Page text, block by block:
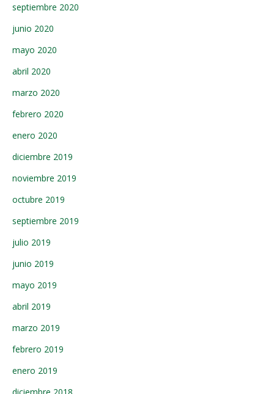
septiembre 2020
junio 2020
mayo 2020
abril 2020
marzo 2020
febrero 2020
enero 2020
diciembre 2019
noviembre 2019
octubre 2019
septiembre 2019
julio 2019
junio 2019
mayo 2019
abril 2019
marzo 2019
febrero 2019
enero 2019